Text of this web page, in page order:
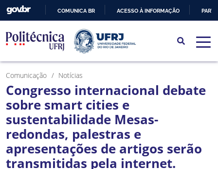
PARA
O
CONTEÚDO
COMUNICA BR ACESSO À INFORMAÇÃO
Comunicação Notícias
Congresso internacional debate
sobre smart cities e
sustentabilidade Mesas-
redondas, palestras e
apresentações de artigos serão
transmitidas pela internet.